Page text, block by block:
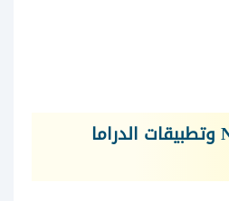
الفرق بين NetShort وتطبيقات الدراما